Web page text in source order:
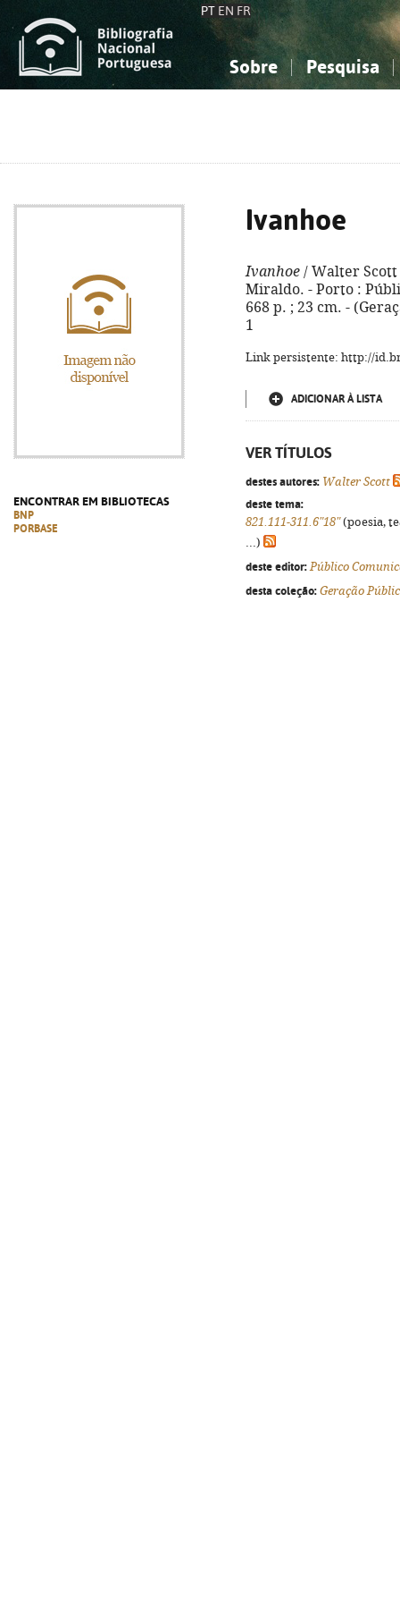
PT EN FR
Sobre Pesquisa
ENCONTRAR EM BIBLIOTECAS
BNP
PORBASE
Ivanhoe
Ivanhoe / Walter Scott
Miraldo. - Porto :
668 p. ; 23 cm. -
1
Link persistente: http://
ADICIONAR À LISTA
VER TÍTULOS
destes autores: Walter Scott
deste tema:
821.111-311.6"18"(poesia,
...)
deste editor: Público
desta coleção: Geração